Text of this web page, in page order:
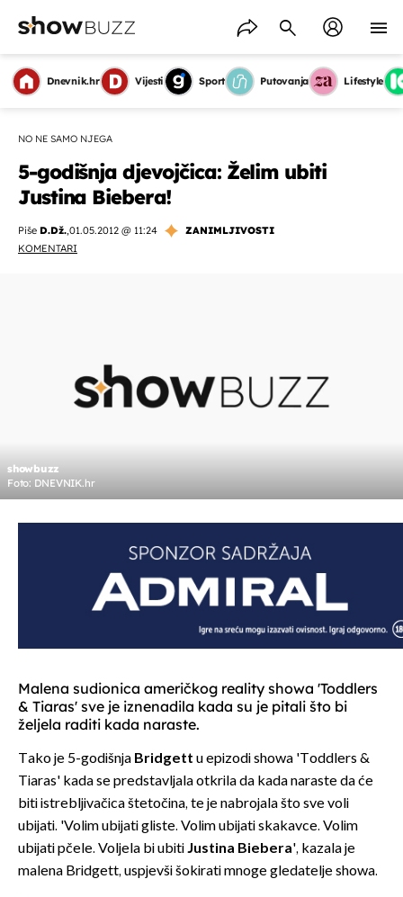
Dnevnik.hr Vijesti Sport Putovanja Lifestyle
NO NE SAMO NJEGA
5-godišnja djevojčica: Želim ubiti
Justina Biebera!
Piše D.Dž.,01.05.2012 @ 11:24
ZANIMLJIVOSTI
KOMENTARI
showbuzz
Foto: DNEVNIK.hr
Malena sudionica američkog reality showa 'Toddlers
& Tiaras' sve je iznenadila kada su je pitali što bi
željela raditi kada naraste.
Tako je 5-godišnja Bridgett u epizodi showa 'Toddlers &
Tiaras' kada se predstavljala otkrila da kada naraste da će
biti istrebljivačica štetočina, te je nabrojala što sve voli
ubijati. 'Volim ubijati gliste. Volim ubijati skakavce. Volim
ubijati pčele. Voljela bi ubitiJustina Biebera', kazala je
malena Bridgett, uspjevši šokirati mnoge gledatelje showa.